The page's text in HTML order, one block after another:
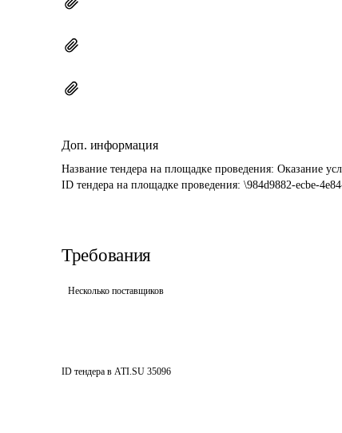
Доп. информация
Название тендера на площадке проведения: Оказание
ID тендера на площадке проведения: \984d9882-ecbe-
Требования
Несколько поставщиков
ID тендера в ATI.SU 35096